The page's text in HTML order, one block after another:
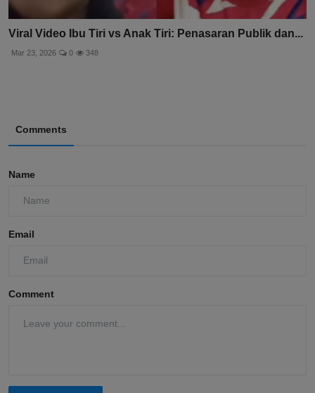
Viral Video Ibu Tiri vs Anak Tiri: Penasaran Publik dan...
Mar 23, 2026 0 348
Comments
Name
Email
Comment